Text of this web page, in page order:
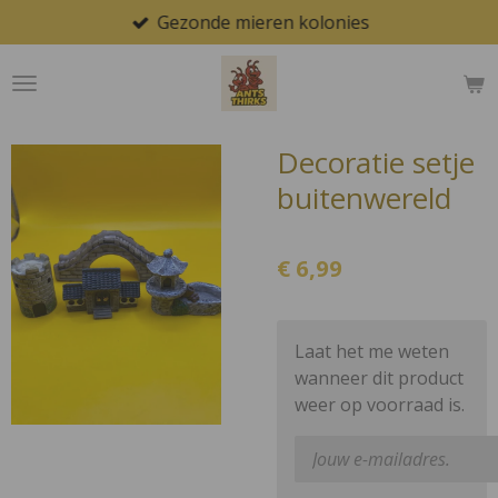
direct
naar
Gezonde mieren kolonies
Decoratie setje
buitenwereld
€ 6,99
Laat het me weten
wanneer dit product
weer op voorraad is.